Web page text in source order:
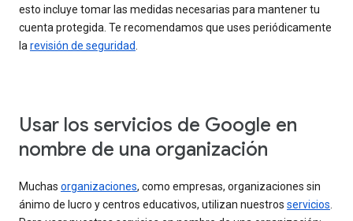
esto incluye tomar las medidas necesarias para mantener tu
cuenta protegida. Te recomendamos que uses periódicamente
la revisión de seguridad
Usar los servicios de Google en
nombre de una organización
Muchas organizaciones, como empresas, organizaciones sin
ánimo de lucro y centros educativos, utilizan nuestros servicios